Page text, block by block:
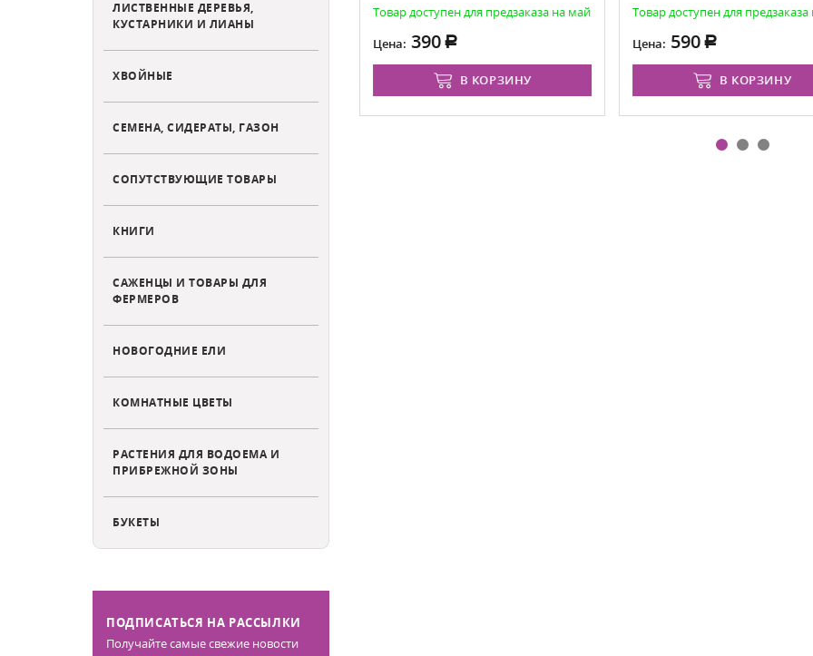
ЛИСТВЕННЫЕ ДЕРЕВЬЯ,
КУСТАРНИКИ И ЛИАНЫ
ХВОЙНЫЕ
СЕМЕНА, СИДЕРАТЫ, ГАЗОН
СОПУТСТВУЮЩИЕ ТОВАРЫ
КНИГИ
САЖЕНЦЫ И ТОВАРЫ ДЛЯ
ФЕРМЕРОВ
НОВОГОДНИЕ ЕЛИ
КОМНАТНЫЕ ЦВЕТЫ
РАСТЕНИЯ ДЛЯ ВОДОЕМА И
ПРИБРЕЖНОЙ ЗОНЫ
БУКЕТЫ
ПОДПИСАТЬСЯ НА РАССЫЛКИ
Получайте самые свежие новости
Есть в наличии
Товар доступен для предзаказа на май
Цена: 390
В КОРЗИНУ
Товар доступен для
Цена: 590
В КОРЗИНУ